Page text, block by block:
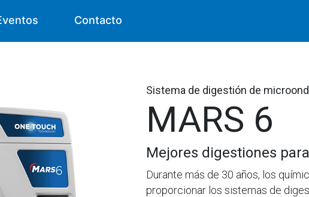
Contacto
Sistema de digestión de
MARS 6
Mejores digestiones
Durante más de 30 años, los
proporcionar los sistemas de